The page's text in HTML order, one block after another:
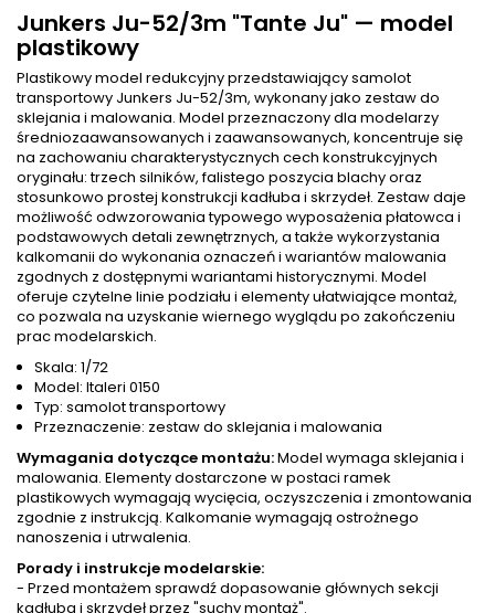
Junkers Ju-52/3m "Tante Ju" — model
plastikowy
Plastikowy model redukcyjny przedstawiający samolot
transportowy Junkers Ju-52/3m, wykonany jako zestaw do
sklejania i malowania. Model przeznaczony dla modelarzy
średniozaawansowanych i zaawansowanych, koncentruje się
na zachowaniu charakterystycznych cech konstrukcyjnych
oryginału: trzech silników, falistego poszycia blachy oraz
stosunkowo prostej konstrukcji kadłuba i skrzydeł. Zestaw daje
możliwość odwzorowania typowego wyposażenia płatowca i
podstawowych detali zewnętrznych, a także wykorzystania
kalkomanii do wykonania oznaczeń i wariantów malowania
zgodnych z dostępnymi wariantami historycznymi. Model
oferuje czytelne linie podziału i elementy ułatwiające montaż,
co pozwala na uzyskanie wiernego wyglądu po zakończeniu
prac modelarskich.
Skala: 1/72
Model: Italeri 0150
Typ: samolot transportowy
Przeznaczenie: zestaw do sklejania i malowania
Wymagania dotyczące montażu:Model wymaga sklejania i
malowania. Elementy dostarczone w postaci ramek
plastikowych wymagają wycięcia, oczyszczenia i zmontowania
zgodnie z instrukcją. Kalkomanie wymagają ostrożnego
nanoszenia i utrwalenia.
Porady i instrukcje modelarskie:
- Przed montażem sprawdź dopasowanie głównych sekcji
kadłuba i skrzydeł przez "suchy montaż".